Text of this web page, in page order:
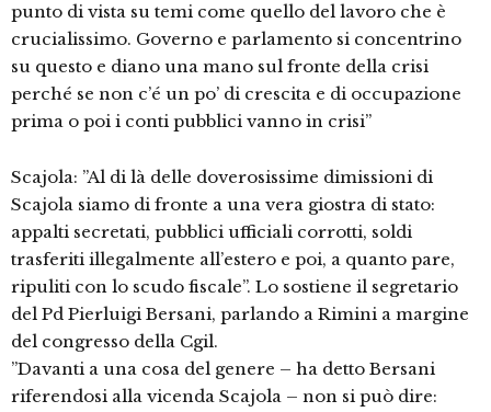
punto di vista su temi come quello del lavoro che è
crucialissimo. Governo e parlamento si concentrino
su questo e diano una mano sul fronte della crisi
perché se non c’é un po’ di crescita e di occupazione
prima o poi i conti pubblici vanno in crisi”
Scajola: ”Al di là delle doverosissime dimissioni di
Scajola siamo di fronte a una vera giostra di stato:
appalti secretati, pubblici ufficiali corrotti, soldi
trasferiti illegalmente all’estero e poi, a quanto pare,
ripuliti con lo scudo fiscale”. Lo sostiene il segretario
del Pd Pierluigi Bersani, parlando a Rimini a margine
del congresso della Cgil.
”Davanti a una cosa del genere – ha detto Bersani
riferendosi alla vicenda Scajola – non si può dire: